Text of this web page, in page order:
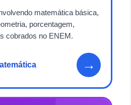
matemática básica,
porcentagem,
cobrados no ENEM.
→